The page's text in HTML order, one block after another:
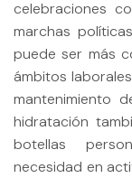
celebraciones
marchas
puede ser más
ámbitos
mantenimiento
hidratación
botellas
necesidad en